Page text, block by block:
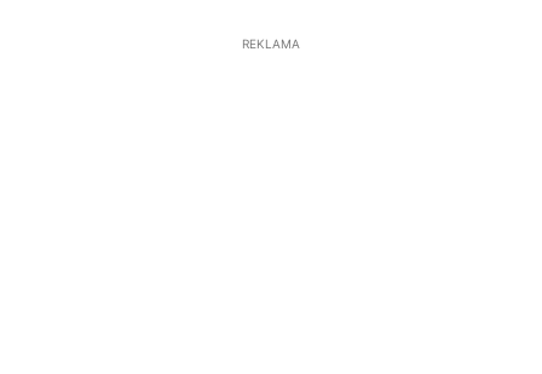
REKLAMA